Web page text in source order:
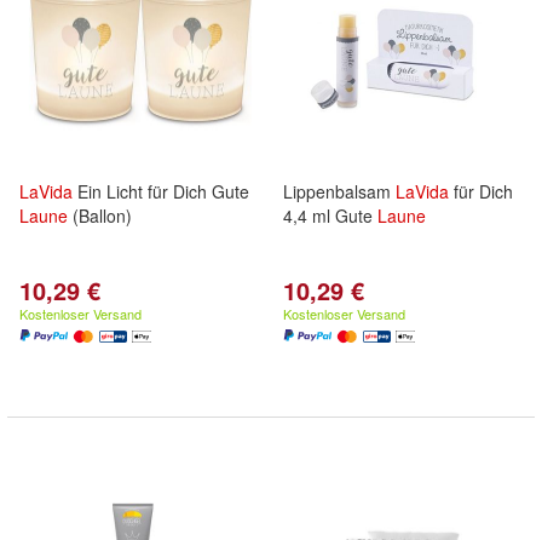
LaVida Ein Licht für Dich Gute
Laune (Ballon)
10,29 €
Kostenloser Versand
Lippenbalsam LaVida für Dich
4,4 ml Gute Laune
10,29 €
Kostenloser Versand